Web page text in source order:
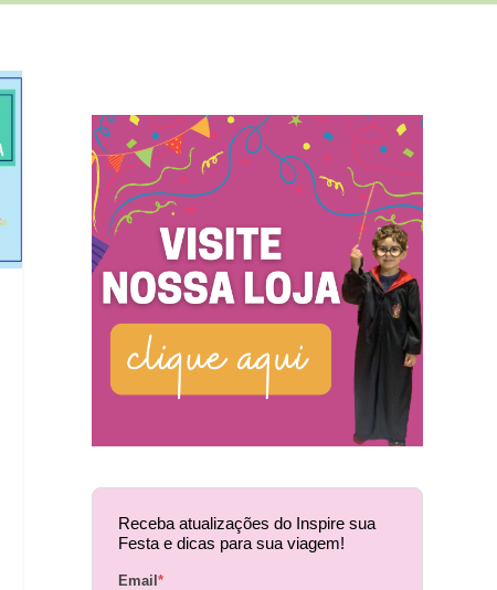
Receba atualizações do Inspire sua
Festa e dicas para sua viagem!
Email *